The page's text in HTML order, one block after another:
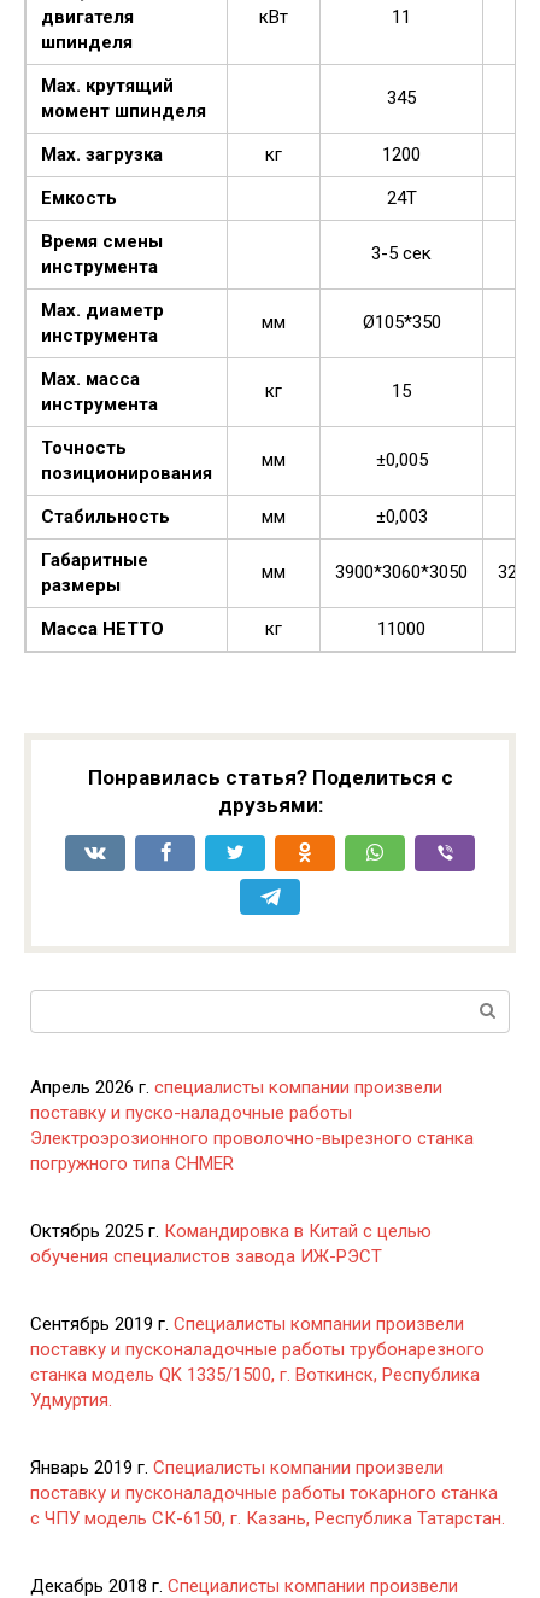
двигателя
шпинделя
кВт 11
Мах. крутящий
момент шпинделя
345
Мах. загрузка кг
1200
Емкость
24Т
Время смены
инструмента
3-5 сек
Мах. диаметр
инструмента
мм Ø105*350
Мах. масса
инструмента
кг 15
Точность
позиционирования
мм ±0,005
Стабильность мм ±0,003
Габаритные
размеры
мм 3900*3060*3050
Масса НЕТТО кг 11000
Понравилась статья? Поделиться с
друзьями:
Апрель 2026 г. специалисты компании произвели
поставку и пуско-наладочные работы
Электроэрозионного проволочно-вырезного станка
погружного типа CHMER
Октябрь 2025 г. Командировка в Китай с целью
обучения специалистов завода ИЖ-РЭСТ
Сентябрь 2019 г. Специалисты компании произвели
поставку и пусконаладочные работы трубонарезного
станка модель QK 1335/1500, г. Воткинск, Республика
Удмуртия.
Январь 2019 г. Специалисты компании произвели
поставку и пусконаладочные работы токарного станка
с ЧПУ модель СК-6150, г. Казань, Республика Татарстан.
Декабрь 2018 г. Специалисты компании произвели